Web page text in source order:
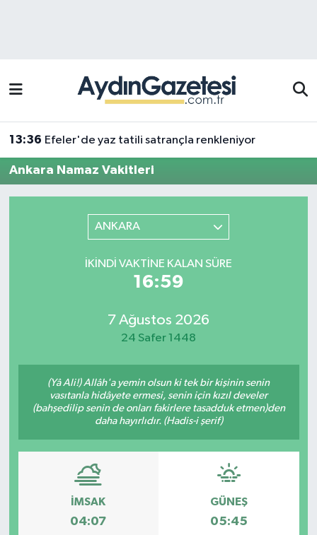
13:36 Efeler'de yaz tatili satrançla renkleniyor
Ankara Namaz Vakitleri
ANKARA
İKINDI VAKTINE KALAN SÜRE
16:59
7 Ağustos 2026
24 Safer 1448
(Yâ Ali!) Allâh'a yemin olsun ki tek bir kişinin senin
vasıtanla hidâyete ermesi, senin için kızıl develer
(bahşedilip senin de onları fakirlere tasadduk etmen)den
daha hayırlıdır. (Hadis-i şerif)
İMSAK
04:07
GÜNEŞ
05:45
Efeler Trafik Yoğunluk Haritası
Süper Lig Puan Durumu ve Fikstür
Tüm Manşetler
Son Dakika Haberleri
Haber Arşivi